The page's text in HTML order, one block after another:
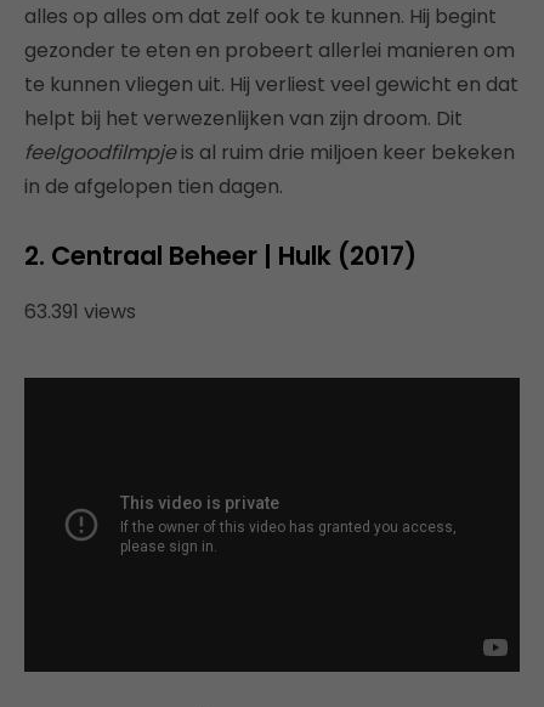
alles op alles om dat zelf ook te kunnen. Hij begint
gezonder te eten en probeert allerlei manieren om
te kunnen vliegen uit. Hij verliest veel gewicht en dat
helpt bij het verwezenlijken van zijn droom. Dit
feelgoodfilmpjeis al ruim drie miljoen keer bekeken
in de afgelopen tien dagen.
2. Centraal Beheer | Hulk (2017)
63.391 views